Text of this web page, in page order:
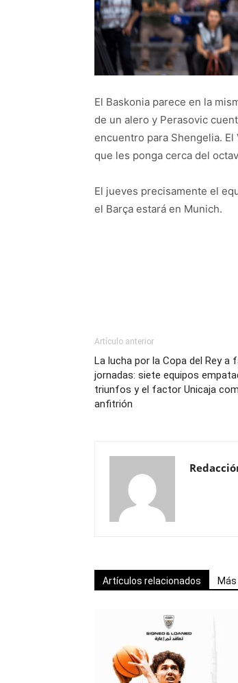
El Baskonia parece en la
de un alero y Perasovic
encuentro para Shengelia.
que les ponga cerca del
El jueves precisamente el
el Barça estará en Munich.
Artículo anterior
La lucha por la Copa del Rey a
jornadas: siete equipos
triunfos y el factor Unicaja
anfitrión
Artículos relacionados